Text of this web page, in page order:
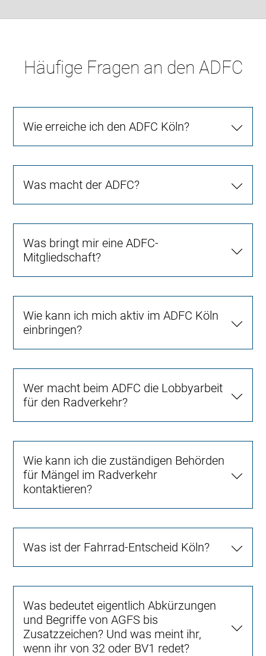
Häufige Fragen an den ADFC
Wie erreiche ich den ADFC Köln?
Was macht der ADFC?
Was bringt mir eine ADFC-
Mitgliedschaft?
Wie kann ich mich aktiv im ADFC Köln
einbringen?
Wer macht beim ADFC die Lobbyarbeit
für den Radverkehr?
Wie kann ich die zuständigen Behörden
für Mängel im Radverkehr
kontaktieren?
Was ist der Fahrrad-Entscheid Köln?
Was bedeutet eigentlich Abkürzungen
und Begriffe von AGFS bis
Zusatzzeichen? Und was meint ihr,
wenn ihr von 32 oder BV1 redet?